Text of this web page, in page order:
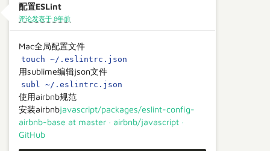
配置ESLint
评论发表于 8年前
Mac全局配置文件
touch ~/.eslintrc.json
用sublime编辑json文件
subl ~/.eslintrc.json
使用airbnb规范
安装airbnbjavascript/packages/eslint-config-
airbnb-base at master · airbnb/javascript ·
GitHub